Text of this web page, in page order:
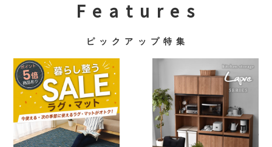
F e a t u r e s
ピ ッ ク ア ッ プ 特 集